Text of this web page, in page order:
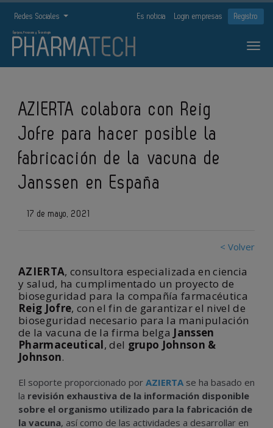
Redes Sociales Es noticia Login empresas Registro
AZIERTA colabora con Reig
Jofre para hacer posible la
fabricación de la vacuna de
Janssen en España
17 de mayo, 2021
< Volver
AZIERTA, consultora especializada en ciencia
y salud, ha cumplimentado un proyecto de
bioseguridad para la compañía farmacéutica
Reig Jofre, con el fin de garantizar el nivel de
bioseguridad necesario para la manipulación
de la vacuna de la firma belga Janssen
Pharmaceutical, del grupo Johnson &
Johnson.
El soporte proporcionado por AZIERTA se ha basado en
la revisión exhaustiva de la información disponible
sobre el organismo utilizado para la fabricación de
la vacuna, así como de las actividades a desarrollar en